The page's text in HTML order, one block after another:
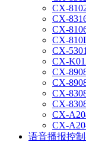
CX-
CX-
CX-
CX-
CX-
CX-
CX-
CX-
CX-
CX-
CX-
CX-
语音播报控